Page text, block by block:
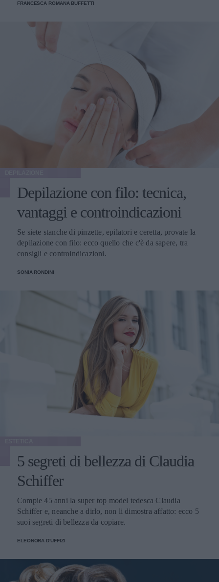
FRANCESCA ROMANA BUFFETTI
Depilazione con filo: tecnica,
vantaggi e controindicazioni
Se siete stanche di pinzette, epilatori e ceretta, provate la
depilazione con filo: ecco quello che c'è da sapere, tra
consigli e controindicazioni.
SONIA RONDINI
5 segreti di bellezza di Claudia
Schiffer
Compie 45 anni la super top model tedesca Claudia
Schiffer e, neanche a dirlo, non li dimostra affatto: ecco 5
suoi segreti di bellezza da copiare.
ELEONORA D'UFFIZI